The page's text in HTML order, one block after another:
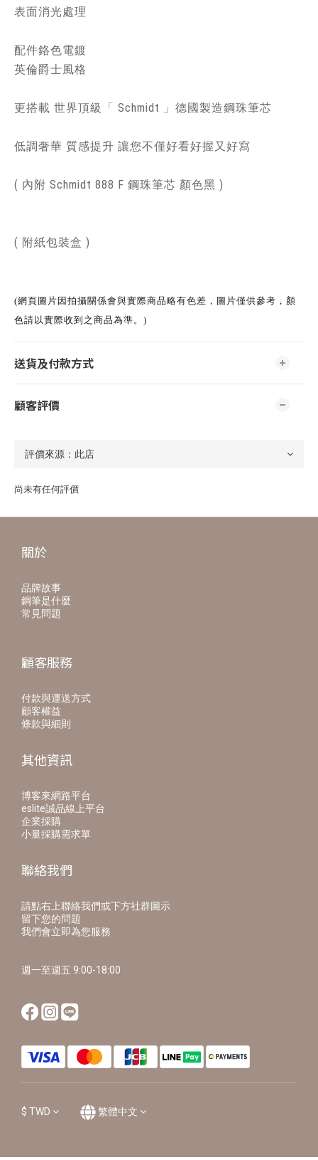
表面消光處理
配件鉻色電鍍
英倫爵士風格
更搭載 世界頂級「 Schmidt 」德國製造鋼珠筆芯
低調奢華 質感提升 讓您不僅好看好握又好寫
( 內附 Schmidt 888 F 鋼珠筆芯 顏色黑 )
( 附紙包裝盒 )
(網頁圖片因拍攝關係會與實際商品略有色差，圖片僅供參考，顏
色請以實際收到之商品為準。)
送貨及付款方式
顧客評價
尚未有任何評價
關於
品牌故事
鋼筆是什麼
常見問題
顧客服務
付款與運送方式
顧客權益
條款與細則
其他資訊
博客來網路平台
eslite誠品線上平台
企業採購
小量採購需求單
聯絡我們
請點右上聯絡我們或下方社群圖示
留下您的問題
我們會立即為您服務
週一至週五 9:00-18:00
$ TWD 繁體中文